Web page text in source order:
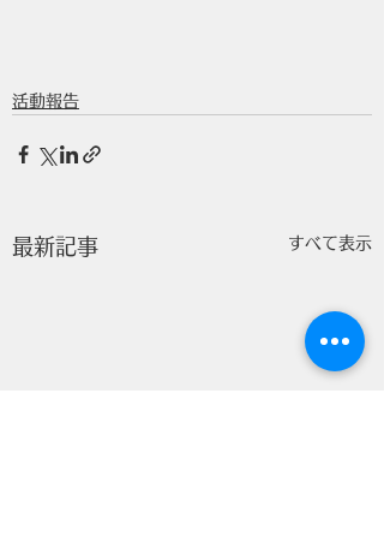
活動報告
最新記事 すべて表示